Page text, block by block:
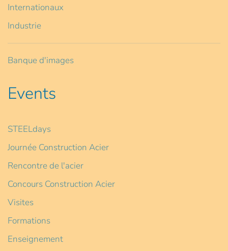
Internationaux
Industrie
Banque d'images
Events
STEELdays
Journée Construction Acier
Rencontre de l'acier
Concours Construction Acier
Visites
Formations
Enseignement